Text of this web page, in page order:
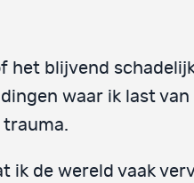
het blijvend
waar ik last van
trauma.
ik de wereld vaak